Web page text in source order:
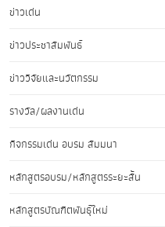
ข่าวเด่น
ข่าวประชาสัมพันธ์
ข่าววิจัยและนวัตกรรม
รางวัล/ผลงานเด่น
กิจกรรมเด่น อบรม สัมมนา
หลักสูตรอบรม/หลักสูตรระยะสั้น
หลักสูตรบัณฑิตพันธุ์ใหม่